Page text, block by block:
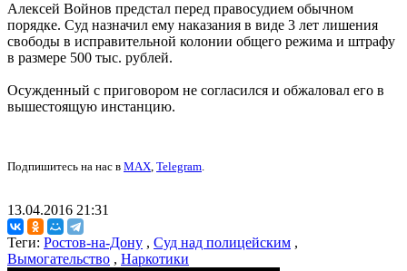
Алексей Войнов предстал перед правосудием обычном
порядке. Суд назначил ему наказания в виде 3 лет лишения
свободы в исправительной колонии общего режима и штрафу
в размере 500 тыс. рублей.
Осужденный с приговором не согласился и обжаловал его в
вышестоящую инстанцию.
Подпишитесь на нас в MAX, Telegram.
13.04.2016 21:31
Теги: Ростов-на-Дону , Суд над полицейским ,
Вымогательство , Наркотики